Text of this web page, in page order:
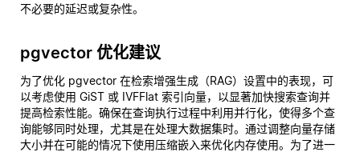
不必要的延迟或复杂性。
pgvector 优化建议
为了优化 pgvector 在检索增强生成（RAG）设置中的表现，可
以考虑使用 GiST 或 IVFFlat 索引向量，以显著加快搜索查询并
提高检索性能。确保在查询执行过程中利用并行化，使得多个查
询能够同时处理，尤其是在处理大数据集时。通过调整向量存储
大小并在可能的情况下使用压缩嵌入来优化内存使用。为了进一